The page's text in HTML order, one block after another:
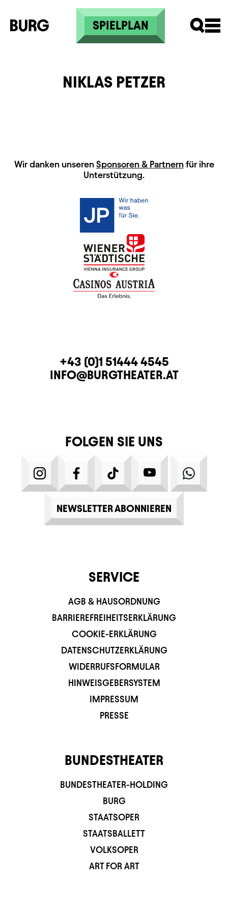
Direkt zum Inhalt
SPIELPLAN
NIKLAS PETZER
HAUPTSPONSOREN
Wir danken unseren Sponsoren & Partnernfür ihre
Unterstützung.
KONTAKTTELEFON
+43 (0)1 51444 4545
E-MAIL
INFO@BURGTHEATER.AT
FOLGEN SIE UNS
INSTAGRAMFACEBOOKTIKTOK YOUTUBE
NEWSLETTER ABONNIEREN
SERVICE
AGB & HAUSORDNUNG
BARRIEREFREIHEITSERKLÄRUNG
COOKIE-ERKLÄRUNG
DATENSCHUTZERKLÄRUNG
WIDERRUFSFORMULAR
HINWEISGEBERSYSTEM
IMPRESSUM
PRESSE
BUNDESTHEATER
BUNDESTHEATER-HOLDING
BURG
STAATSOPER
STAATSBALLETT
VOLKSOPER
ART FOR ART